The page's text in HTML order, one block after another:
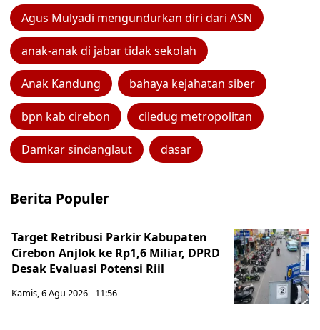
Agus Mulyadi mengundurkan diri dari ASN
anak-anak di jabar tidak sekolah
Anak Kandung bahaya kejahatan siber
bpn kab cirebon ciledug metropolitan
Damkar sindanglaut dasar
Berita Populer
Target Retribusi Parkir Kabupaten
Cirebon Anjlok ke Rp1,6 Miliar, DPRD
Desak Evaluasi Potensi Riil
Kamis, 6 Agu 2026 - 11:56